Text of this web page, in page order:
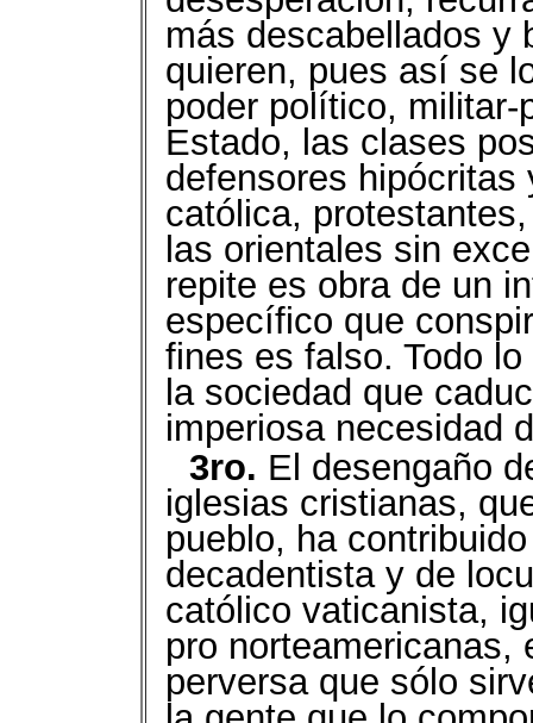
más descabellados y
quieren, pues así se
poder político,
Estado, las clases
defensores
católica,
las orientales sin
repite es obra de un
específico que
fines es falso. Todo
la sociedad que
imperiosa necesidad
3ro. El desengaño
iglesias cristianas,
pueblo, ha
decadentista y de
católico vaticanista,
pro norteamericanas,
perversa que sólo